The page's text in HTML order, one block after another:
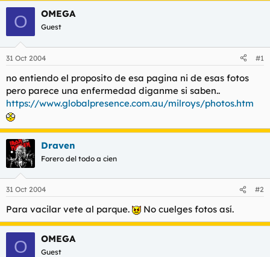
i
a
d
o
r
d
l
t
e
d
n
i
o
O OMEGA
Guest
31 Oct 2004 #1
no entiendo el proposito de esa pagina ni de esas fotos
pero parece una enfermedad diganme si saben..
https://www.globalpresence.com.au/milroys/photos.htm
Draven
Forero del todo a cien
31 Oct 2004 #2
Para vacilar vete al parque. No cuelges fotos así.
O OMEGA
Guest